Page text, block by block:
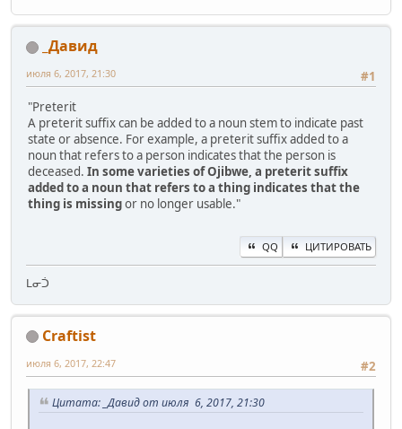
_Давид
#1
июля 6, 2017, 21:30
"Preterit
A preterit suffix can be added to a noun stem to indicate past
state or absence. For example, a preterit suffix added to a
noun that refers to a person indicates that the person is
deceased. In some varieties of Ojibwe, a preterit suffix
added to a noun that refers to a thing indicates that the
thing is missingor no longer usable."
QQ ЦИТИРОВАТЬ
ᒪᓂᑑ
Craftist
#2
июля 6, 2017, 22:47
Цитата: _Давид от июля 6, 2017, 21:30